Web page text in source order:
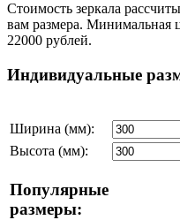
Стоимость зеркала
вам размера. Минимальная
22000 рублей.
Индивидуальные
Ширина (мм):
Высота (мм):
Популярные
размеры: